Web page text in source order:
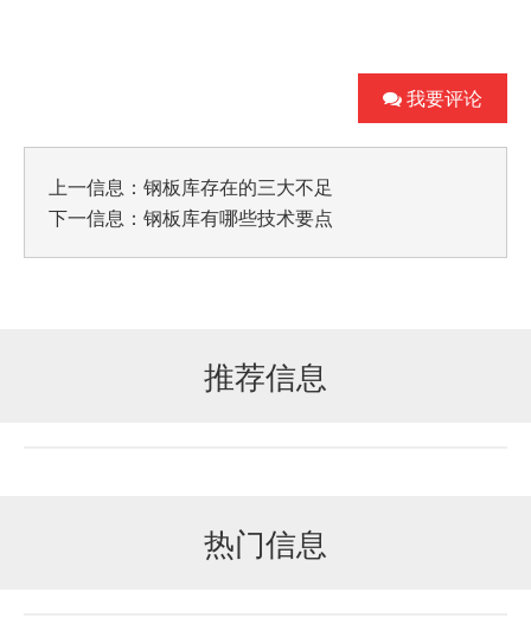
我要评论
上一信息： 钢板库存在的三大不足
下一信息： 钢板库有哪些技术要点
推荐信息
热门信息